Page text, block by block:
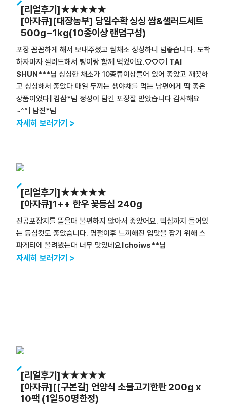
[리얼후기]★★★★★
[아자큐][대장농부] 당일수확 싱싱 쌈&샐러드세트
500g~1kg(10종이상 랜덤구성)
포장 꼼꼼하게 해서 보내주셨고 쌈채소 싱싱하니 넘좋습니다. 도착
하자마자 샐러드해서 빵이랑 함께 먹었어요.♡♡♡ | TAI
SHUN***님 싱싱한 채소가 10종류이상들어 있어 좋았고 깨끗하
고 싱싱해서 좋았다 매일 두끼는 생야채를 먹는 남편에게 딱 좋은
상품이었다 | 김삼*님 정성이 담긴 포장잘 받았습니다 감사해요
~^^ | 남진*님
자세히 보러가기 >
[리얼후기]★★★★★
[아자큐]1++ 한우 꽃등심 240g
진공포장지를 뜯을때 불편하지 않아서 좋았어요. 떡심까지 들어있
는 등심컷도 좋았습니다. 명절이후 느끼해진 입맛을 잡기 위해 스
파게티에 올려봤는대 너무 맛있네요 |choiws**님
자세히 보러가기 >
[리얼후기]★★★★★
[아자큐][[구본길] 언양식 소불고기한판 200g x
10팩 (1일50명한정)